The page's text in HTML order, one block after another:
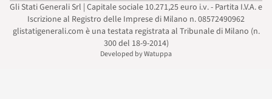
Gli Stati Generali Srl | Capitale sociale 10.271,25 euro i.v. - Partita I.V.A. e
Iscrizione al Registro delle Imprese di Milano n. 08572490962
glistatigenerali.com è una testata registrata al Tribunale di Milano (n.
300 del 18-9-2014)
Developed by Watuppa